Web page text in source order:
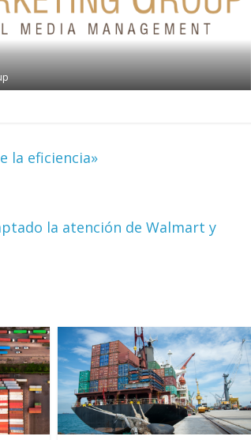
la eficiencia»
la atención de Walmart y